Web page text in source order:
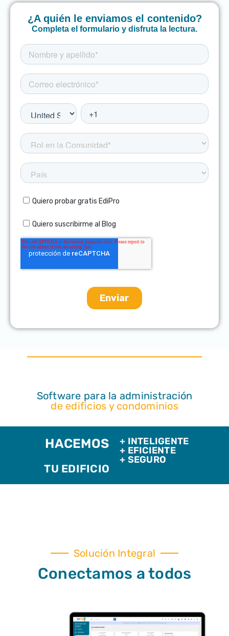
Software para la administración
de edificios y condominios
HACEMOS
TU EDIFICIO
+ INTELIGENTE
+ EFICIENTE
+ SEGURO
Solución Integral
Conectamos a todos